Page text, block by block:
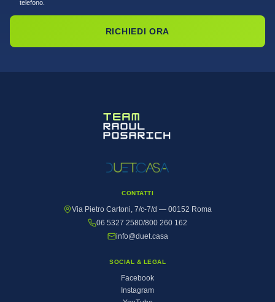
telefono.
RICHIEDI ORA
CONTATTI
Via Pietro Cartoni, 7/c-7/d — 00152 Roma
06 5327 2580/800 260 162
info@duet.casa
SOCIAL & LEGAL
Facebook
Instagram